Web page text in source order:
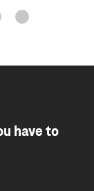
have to